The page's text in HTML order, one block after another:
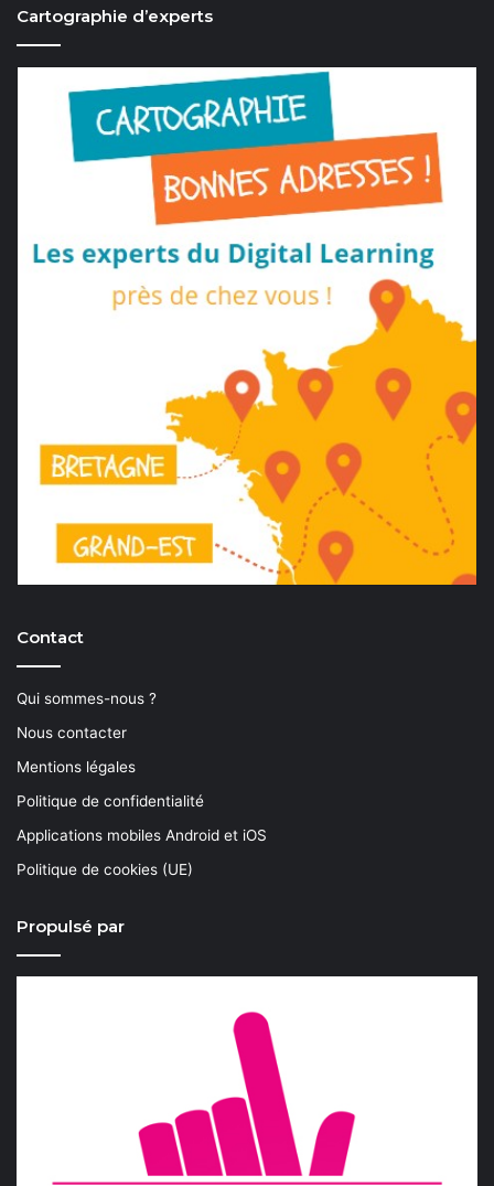
Cartographie d’experts
Contact
Qui sommes-nous ?
Nous contacter
Mentions légales
Politique de confidentialité
Applications mobiles Android et iOS
Politique de cookies (UE)
Propulsé par